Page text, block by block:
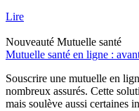
Lire
Nouveauté Mutuelle santé
Mutuelle santé en ligne :
Souscrire une mutuelle en
nombreux assurés. Cette
mais soulève aussi certaines